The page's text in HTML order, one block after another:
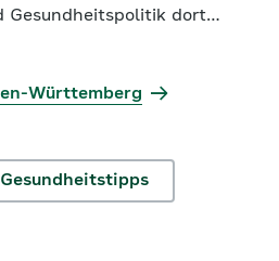
Gesundheitspolitik dort
Podcast. Jede
Württemberg
Gesundheitstipps